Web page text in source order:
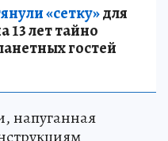
«сетку»для
13 лет тайно
гостей
напуганная